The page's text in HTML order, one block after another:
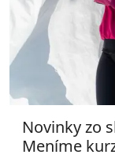
Novinky zo
Meníme